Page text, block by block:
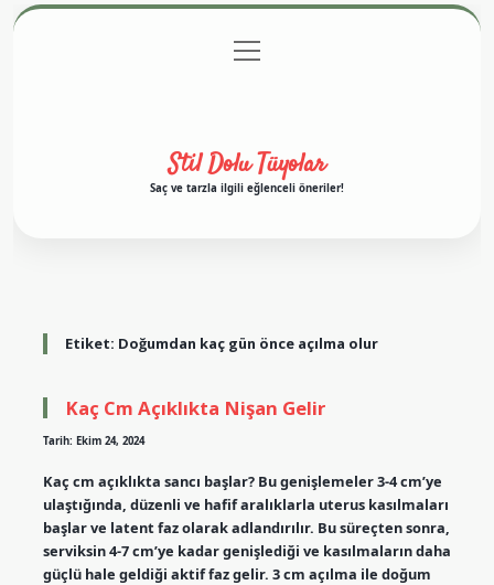
Gizlilik Politikası
menüyü
aç
Stil Dolu Tüyolar
Saç ve tarzla ilgili eğlenceli öneriler!
Etiket: Doğumdan kaç gün önce açılma olur
Kaç Cm Açıklıkta Nişan Gelir
Tarih: Ekim 24, 2024
Kaç cm açıklıkta sancı başlar? Bu genişlemeler 3-4 cm’ye
ulaştığında, düzenli ve hafif aralıklarla uterus kasılmaları
başlar ve latent faz olarak adlandırılır. Bu süreçten sonra,
serviksin 4-7 cm’ye kadar genişlediği ve kasılmaların daha
güçlü hale geldiği aktif faz gelir. 3 cm açılma ile doğum